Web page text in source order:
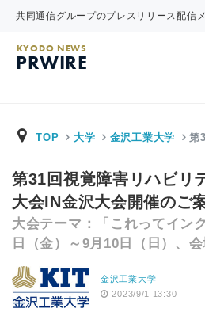
共同通信グループのプレスリリース配信
KYODO NEWS
PRWIRE
TOP 大学 金沢工業大学 第
第31回視覚障害リハビリ
大会IN金沢大会開催のご
大会テーマ：「これってイ
日（金）～9月10日（日）、
金沢工業大学
2023/9/1 13:30